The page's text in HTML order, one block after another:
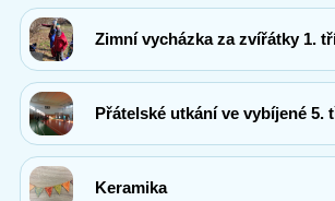
Zimní vycházka za zvířátky 1.
Přátelské utkání ve vybíjené 5.
Keramika